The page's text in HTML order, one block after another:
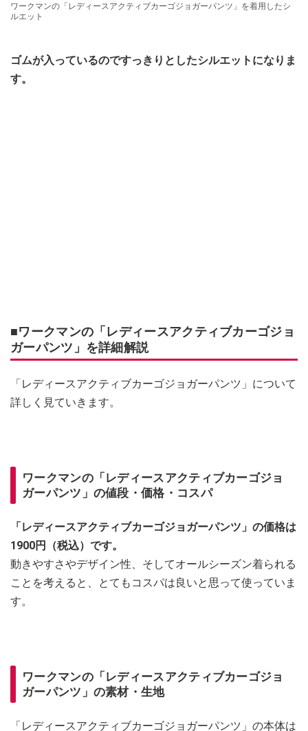
ワークマンの「レディースアクティブカーゴジョガーパンツ」を着用したシ
ルエット
ゴムが入っているのですっきりとしたシルエットになりま
す。
■ワークマンの「レディースアクティブカーゴジョ
ガーパンツ」を詳細解説
「レディースアクティブカーゴジョガーパンツ」について
詳しく見ていきます。
ワークマンの「レディースアクティブカーゴジョ
ガーパンツ」の値段・価格・コスパ
「レディースアクティブカーゴジョガーパンツ」の価格は
1900円（税込）です。
動きやすさやデザイン性、そしてオールシーズン着られる
ことを考えると、とてもコスパは良いと思って使っていま
す。
ワークマンの「レディースアクティブカーゴジョ
ガーパンツ」の素材・生地
「レディースアクティブカーゴジョガーパンツ」の本体は